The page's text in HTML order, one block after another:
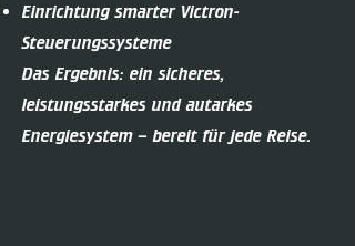
Einrichtung smarter Victron-
Steuerungssysteme
Das Ergebnis: ein sicheres,
leistungsstarkes und autarkes
Energiesystem – bereit für jede Reise.